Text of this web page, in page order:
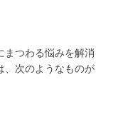
まつわる悩みを解消
、次のようなものが